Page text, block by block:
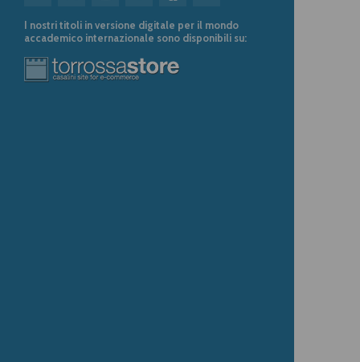
I nostri titoli in versione digitale per il mondo
accademico internazionale sono disponibili su: